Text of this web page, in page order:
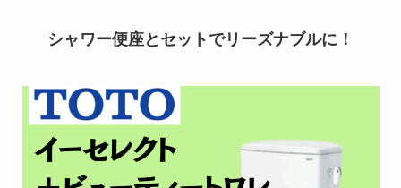
シャワー便座とセットでリーズナブルに！